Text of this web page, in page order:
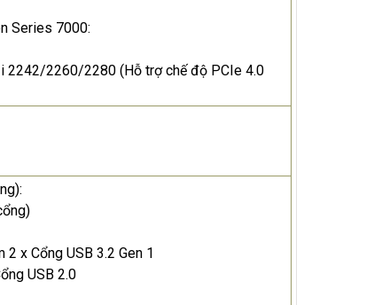
Series 7000:
2242/2260/2280 (Hỗ trợ chế độ PCIe 4.0
2 x Cổng USB 3.2 Gen 1
USB 2.0